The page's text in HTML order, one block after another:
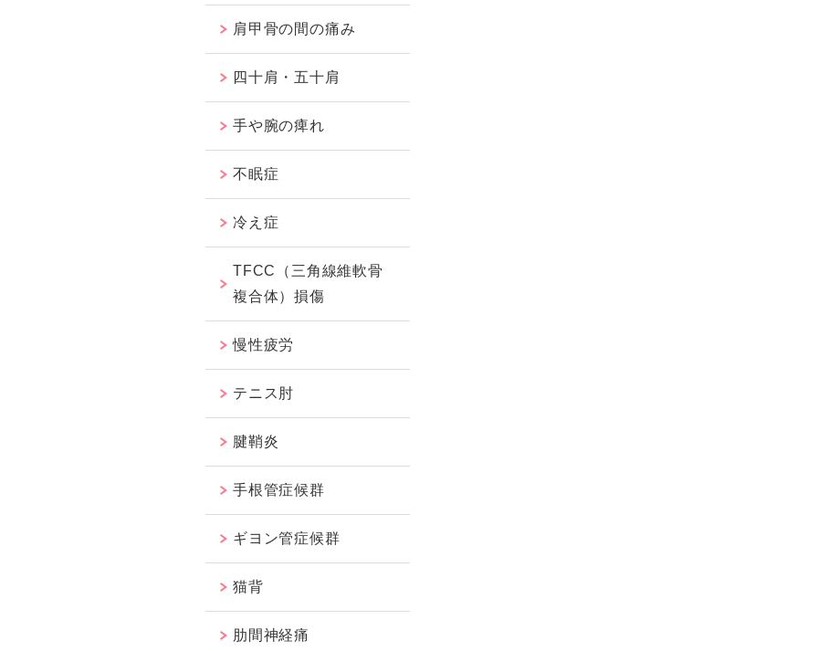
肩甲骨の間の痛み
四十肩・五十肩
手や腕の痺れ
不眠症
冷え症
TFCC（三角線維軟骨
複合体）損傷
慢性疲労
テニス肘
腱鞘炎
手根管症候群
ギヨン管症候群
猫背
肋間神経痛